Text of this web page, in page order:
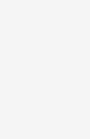
学院、轨道
义学院（思
部）等15个
范专业等国家